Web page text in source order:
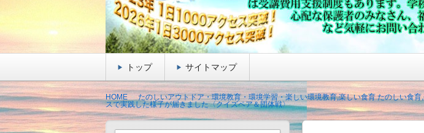
トップ サイトマップ
HOME たのしいアウトドア・環境教育・環境学習・楽しい環境教育,楽しい食育 たのしい食
スで実践した様子が届きました〈クイズペア＆団体戦〉